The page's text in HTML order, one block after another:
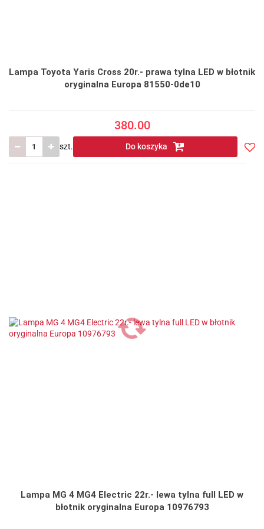
Lampa Toyota Yaris Cross 20r.- prawa tylna LED w błotnik
oryginalna Europa 81550-0de10
380.00
szt. Do koszyka
Lampa MG 4 MG4 Electric 22r.- lewa tylna full LED w
błotnik oryginalna Europa 10976793